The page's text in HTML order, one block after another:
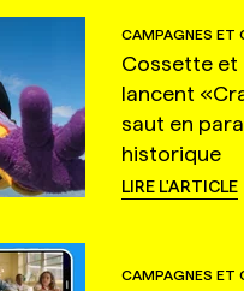
CAMPAGNES ET
Cossette et
lancent
saut en
historique
LIRE L'ARTICLE
CAMPAGNES ET